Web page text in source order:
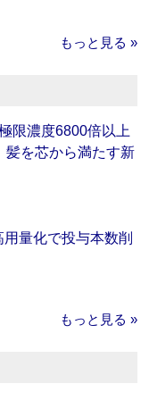
もっと見る »
限濃度6800倍以上
髪を芯から満たす新
用量化で投与本数削
もっと見る »